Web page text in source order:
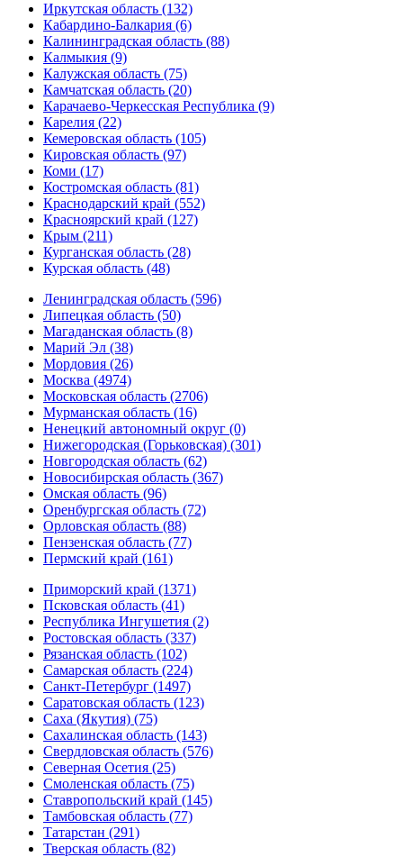
Иркутская область (132)
Кабардино-Балкария (6)
Калининградская область (88)
Калмыкия (9)
Калужская область (75)
Камчатская область (20)
Карачаево-Черкесская Республика (9)
Карелия (22)
Кемеровская область (105)
Кировская область (97)
Коми (17)
Костромская область (81)
Краснодарский край (552)
Красноярский край (127)
Крым (211)
Курганская область (28)
Курская область (48)
Ленинградская область (596)
Липецкая область (50)
Магаданская область (8)
Марий Эл (38)
Мордовия (26)
Москва (4974)
Московская область (2706)
Мурманская область (16)
Ненецкий автономный округ (0)
Нижегородская (Горьковская) (301)
Новгородская область (62)
Новосибирская область (367)
Омская область (96)
Оренбургская область (72)
Орловская область (88)
Пензенская область (77)
Пермский край (161)
Приморский край (1371)
Псковская область (41)
Республика Ингушетия (2)
Ростовская область (337)
Рязанская область (102)
Самарская область (224)
Санкт-Петербург (1497)
Саратовская область (123)
Саха (Якутия) (75)
Сахалинская область (143)
Свердловская область (576)
Северная Осетия (25)
Смоленская область (75)
Ставропольский край (145)
Тамбовская область (77)
Татарстан (291)
Тверская область (82)